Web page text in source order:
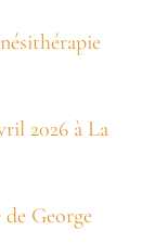
2026 à La
George